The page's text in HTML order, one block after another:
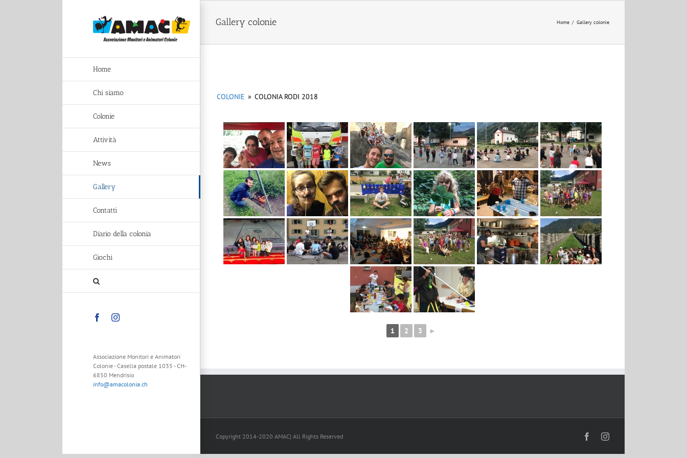
Home
Chi siamo
Colonie
Attività
News
Gallery
Contatti
Diario della colonia
Giochi
FacebookInstagram
Associazione Monitori e Animatori
Colonie - Casella postale 1035 - CH-
6850 Mendrisio
info@amacolonia.ch
Gallery colonie Home / Gallery colonie
COLONIE » COLONIA RODI 2018
1 2 3 ►
Copyright 2014-2020 AMAC| All Rights Reserved FacebookInstagram